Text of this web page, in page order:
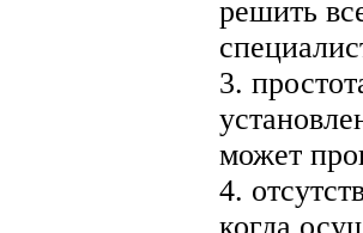
решить
3.
может
4.